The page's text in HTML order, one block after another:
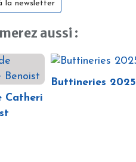
la newsletter
aussi :
Catheri
Buttineries 2025